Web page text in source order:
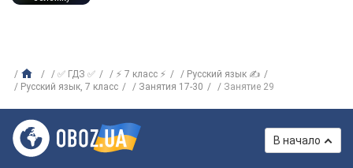
✅ ГДЗ ✅ ⚡ 7 класс ⚡
Русский язык ✍
Русский язык, 7 класс
Занятия 17-30 Занятие 29
В начало